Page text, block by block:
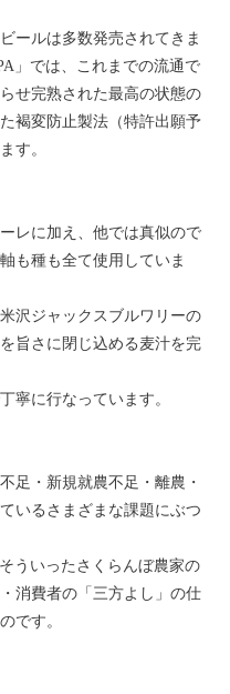
ールは多数発売されてきま
」では、これまでの流通で
せ完熟された最高の状態の
褐変防止製法（特許出願予
す。
レに加え、他では真似ので
も種も全て使用していま
沢ジャックスブルワリーの
旨さに閉じ込める麦汁を完
寧に行なっています。
足・新規就農不足・離農・
いるさまざまな課題にぶつ
ういったさくらんぼ農家の
消費者の「三方よし」の仕
です。